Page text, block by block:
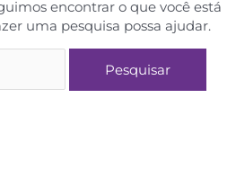
encontrar o que você está
uma pesquisa possa ajudar.